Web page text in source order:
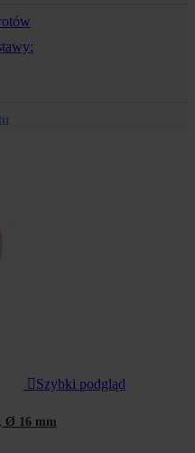
 Szybki podgląd
Ø 16 mm